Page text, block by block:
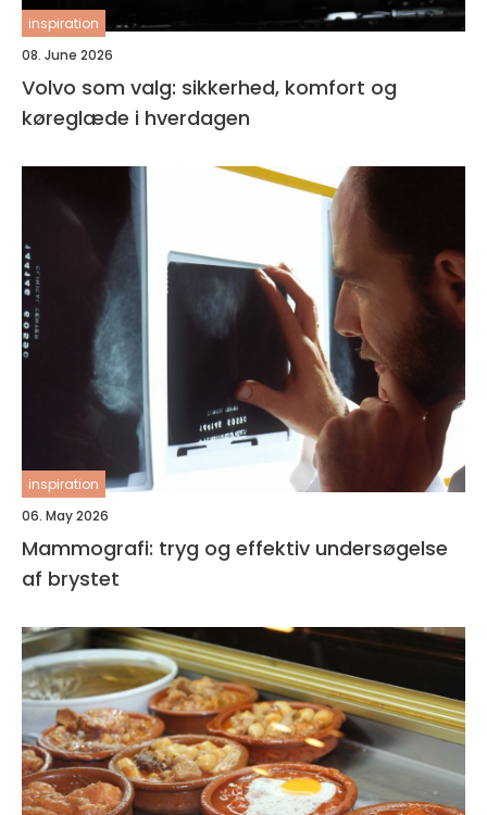
inspiration
08. June 2026
Volvo som valg: sikkerhed, komfort og
køreglæde i hverdagen
inspiration
06. May 2026
Mammografi: tryg og effektiv undersøgelse
af brystet